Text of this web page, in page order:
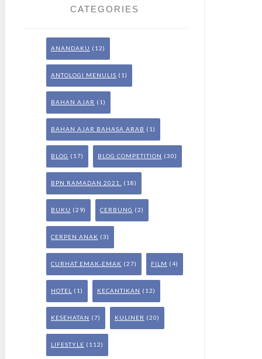
CATEGORIES
ANANDAKU (12)
ANTOLOGI MENULIS (1)
BAHAN AJAR (1)
BAHAN AJAR BAHASA ARAB (1)
BLOG (17) BLOG COMPETITION (30)
BPN RAMADAN 2021. (18)
BUKU (29) CERBUNG (2)
CERPEN ANAK (3)
CURHAT EMAK-EMAK (27) FILM (4)
HOTEL (1) KECANTIKAN (12)
KESEHATAN (7) KULINER (20)
LIFESTYLE (112)